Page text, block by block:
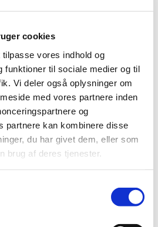
cookies
vores indhold og
funktioner til sociale medier og til
Vi deler også oplysninger om
med vores partnere inden
og
partnere kan kombinere disse
du har givet dem, eller som
brug af deres tjenester.